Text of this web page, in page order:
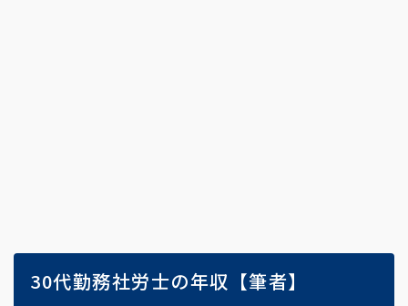
30代勤務社労士の年収【筆者】